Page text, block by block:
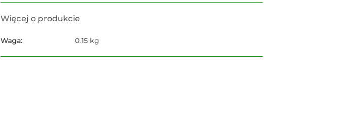
Więcej o produkcie
Waga: 0.15 kg